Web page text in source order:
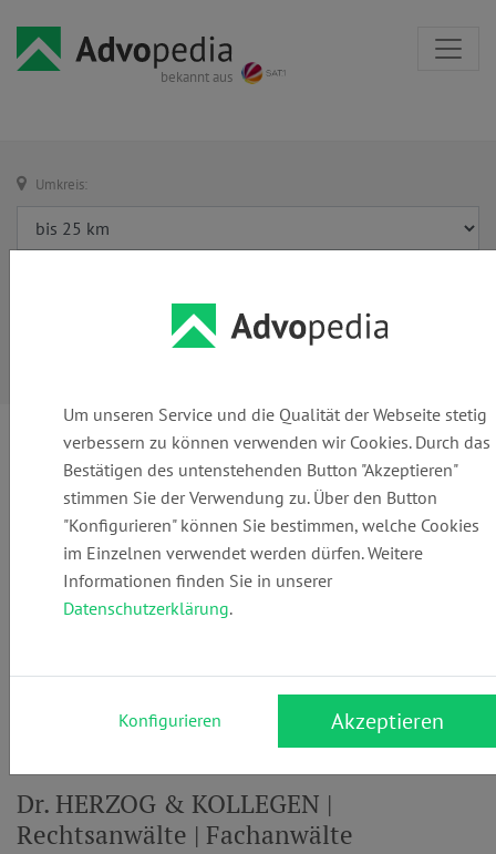
bekannt aus
Umkreis:
... oder
Dr. HERZOG & KOLLEGEN |
Rechtsanwälte | Fachanwälte
Um unseren Service und die Qualität der Webseite stetig
verbessern zu können verwenden wir Cookies. Durch das
Bestätigen des untenstehenden Button "Akzeptieren"
stimmen Sie der Verwendung zu. Über den Button
"Konfigurieren" können Sie bestimmen, welche Cookies
im Einzelnen verwendet werden dürfen. Weitere
Informationen finden Sie in unserer
Datenschutzerklärung.
Konfigurieren Akzeptieren